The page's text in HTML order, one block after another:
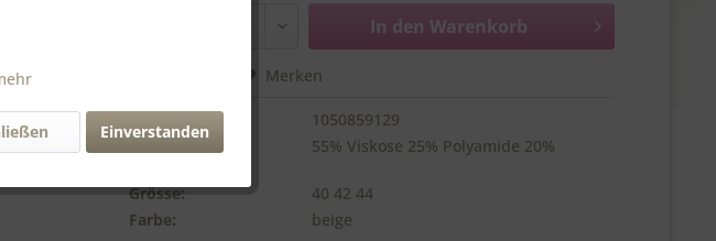
In den Warenkorb
Merken
1050859129
55% Viskose 25% Polyamide 20%
Grösse:
40 42 44
Farbe:
beige
Einverstanden